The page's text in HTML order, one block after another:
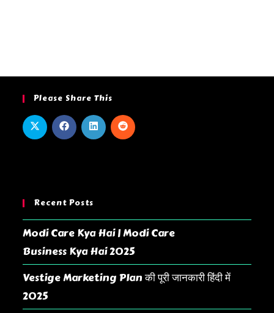
Please Share This
Recent Posts
Modi Care Kya Hai | Modi Care
Business Kya Hai 2025
Vestige Marketing Plan की पूरी जानकारी हिंदी में
2025